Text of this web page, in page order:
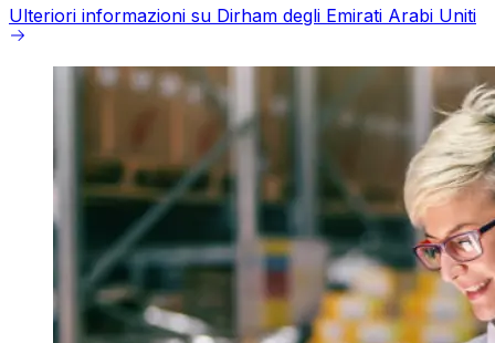
Ulteriori informazioni su Dirham degli Emirati Arabi Uniti